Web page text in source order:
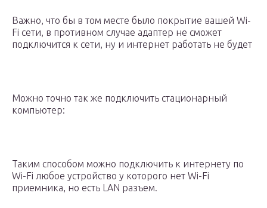
Важно, что бы в том месте было покрытие вашей Wi-
Fi сети, в противном случае адаптер не сможет
подключится к сети, ну и интернет работать не будет
Можно точно так же подключить стационарный
компьютер:
Таким способом можно подключить к интернету по
Wi-Fi любое устройство у которого нет Wi-Fi
приемника, но есть LAN разъем.